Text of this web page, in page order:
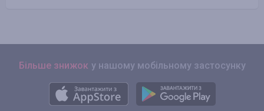
Більше знижок у нашому мобільному застосунку